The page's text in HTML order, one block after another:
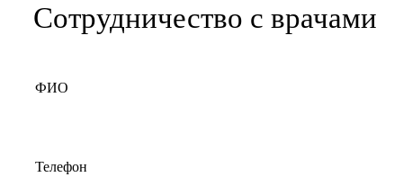
Сотрудничество с врачами